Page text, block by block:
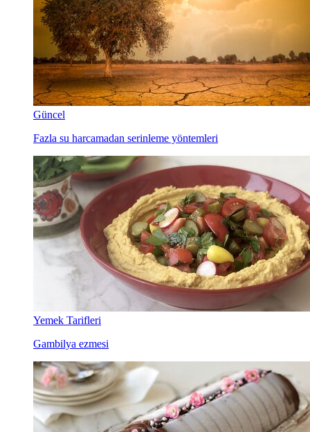
Güncel
Fazla su harcamadan serinleme yöntemleri
Yemek Tarifleri
Gambilya ezmesi